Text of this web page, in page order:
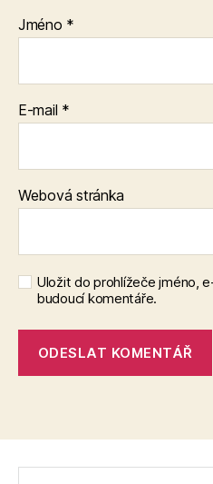
Jméno *
E-mail *
Webová stránka
Uložit do prohlížeče jméno,
budoucí komentáře.